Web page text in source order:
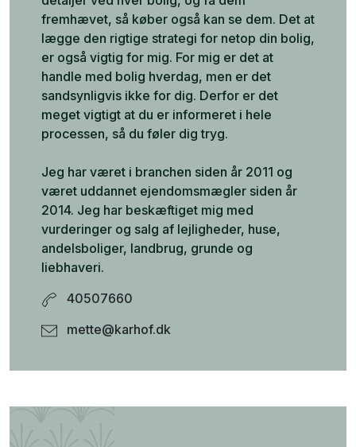
fremhævet, så køber også kan se dem. Det at
lægge den rigtige strategi for netop din bolig,
er også vigtig for mig. For mig er det at
handle med bolig hverdag, men er det
sandsynligvis ikke for dig. Derfor er det
meget vigtigt at du er informeret i hele
processen, så du føler dig tryg.
Jeg har været i branchen siden år 2011 og
været uddannet ejendomsmægler siden år
2014. Jeg har beskæftiget mig med
vurderinger og salg af lejligheder, huse,
andelsboliger, landbrug, grunde og
liebhaveri.
40507660
mette@karhof.dk